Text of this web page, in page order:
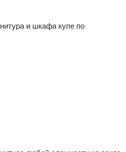
и шкафа купе по